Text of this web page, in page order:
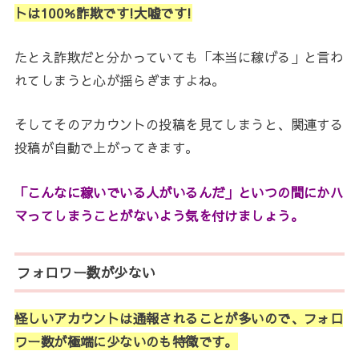
トは100％詐欺です!大嘘です!
たとえ詐欺だと分かっていても「本当に稼げる」と言わ
れてしまうと心が揺らぎますよね。
そしてそのアカウントの投稿を見てしまうと、関連する
投稿が自動で上がってきます。
「こんなに稼いでいる人がいるんだ」といつの間にかハ
マってしまうことがないよう気を付けましょう。
フォロワー数が少ない
怪しいアカウントは通報されることが多いので、フォロ
ワー数が極端に少ないのも特徴です。